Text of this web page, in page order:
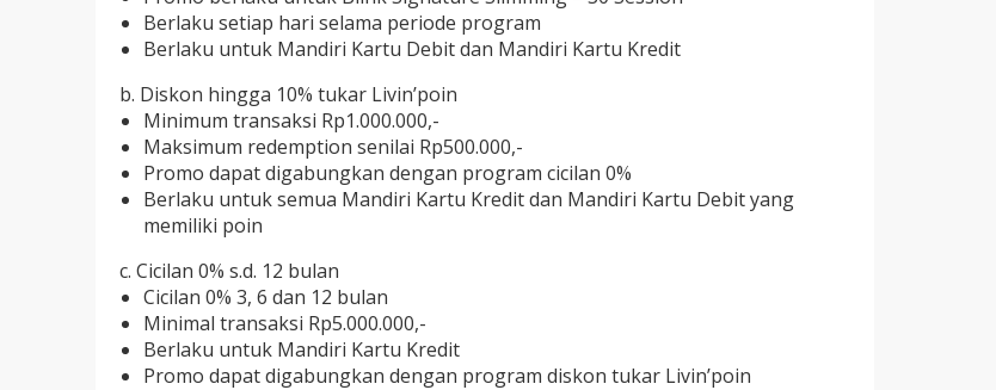
Berlaku setiap hari selama periode program
Berlaku untuk Mandiri Kartu Debit dan Mandiri Kartu Kredit
b. Diskon hingga 10% tukar Livin’poin
Minimum transaksi Rp1.000.000,-
Maksimum redemption senilai Rp500.000,-
Promo dapat digabungkan dengan program cicilan 0%
Berlaku untuk semua Mandiri Kartu Kredit dan Mandiri Kartu Debit yang
memiliki poin
c. Cicilan 0% s.d. 12 bulan
Cicilan 0% 3, 6 dan 12 bulan
Minimal transaksi Rp5.000.000,-
Berlaku untuk Mandiri Kartu Kredit
Promo dapat digabungkan dengan program diskon tukar Livin’poin